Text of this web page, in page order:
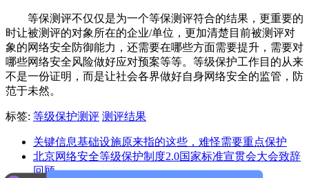
等保测评不仅仅是为一个等保测评符合的结果，更重要的
时让被测评的对象所在的企业/单位，更加清楚目前被测评对
象的网络安全防御能力，还需要在哪些方面需要提升，需要对
哪些网络安全风险做好应对预案等等。等级保护工作目的从来
不是一份证明，而是让社会各界做好自身网络安全的监管，防
范于未然。
标签: 等级保护测评 测评结果
关键信息基础设施原来指的这些，难怪需要重点保护
北京网络安全等级保护制度2.0国家标准宣贯会大会致辞
回顾